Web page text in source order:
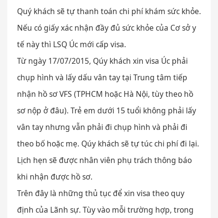
Quý khách sẽ tự thanh toán chi phí khám sức khỏe.
Nếu có giấy xác nhận đầy đủ sức khỏe của Cơ sở y
tế này thì LSQ Úc mới cấp visa.
Từ ngày 17/07/2015, Qúy khách xin visa Úc phải
chụp hình và lấy dấu vân tay tại Trung tâm tiếp
nhận hồ sơ VFS (TPHCM hoặc Hà Nội, tùy theo hồ
sơ nộp ở đâu). Trẻ em dưới 15 tuổi không phải lấy
vân tay nhưng vẫn phải đi chụp hình và phải đi
theo bố hoặc mẹ. Qúy khách sẽ tự túc chi phí đi lại.
Lịch hẹn sẽ được nhân viên phụ trách thông báo
khi nhận được hồ sơ.
Trên đây là những thủ tục để xin visa theo quy
định của Lãnh sự. Tùy vào mỗi trường hợp, trong